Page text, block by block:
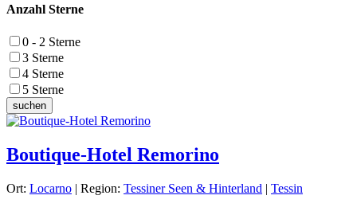
Anzahl Sterne
0 - 2 Sterne
3 Sterne
4 Sterne
5 Sterne
Boutique-Hotel Remorino
Ort: Locarno | Region: Tessiner Seen & Hinterland | Tessin